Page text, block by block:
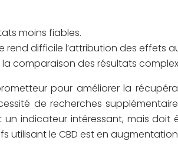
moins fiables.
difficile l’attribution des effets
comparaison des résultats
pour améliorer la
de recherches
un indicateur intéressant, mais
utilisant le CBD est en